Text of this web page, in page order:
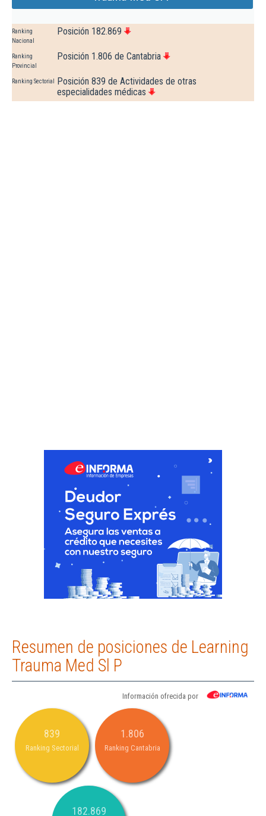
Ranking
Nacional
Posición 182.869
Ranking
Provincial
Posición 1.806 de Cantabria
Ranking Sectorial
Posición 839 de Actividades de otras
especialidades médicas
Resumen de posiciones de Learning
Trauma Med Sl P
Información ofrecida por
839
Ranking Sectorial
1.806
Ranking Cantabria
182.869